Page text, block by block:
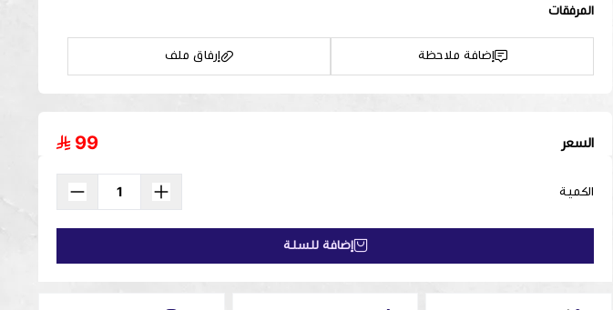
المرفقات
إضافة ملاحظة إرفاق ملف
السعر 99
الكمية
إضافة للسلة